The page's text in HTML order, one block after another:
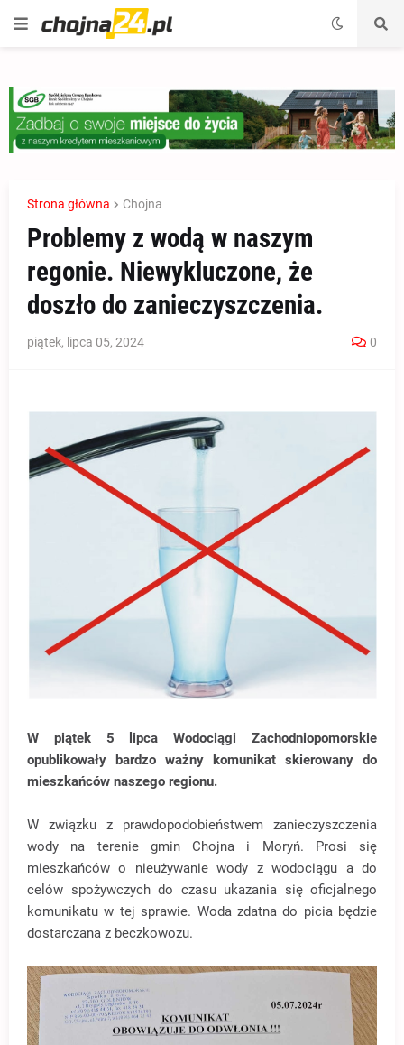
Strona główna Chojna
Problemy z wodą w naszym
regonie. Niewykluczone, że
doszło do zanieczyszczenia.
piątek, lipca 05, 2024 0
W piątek 5 lipca Wodociągi Zachodniopomorskie
opublikowały bardzo ważny komunikat skierowany do
mieszkańców naszego regionu.
W związku z prawdopodobieństwem zanieczyszczenia
wody na terenie gmin Chojna i Moryń. Prosi się
mieszkańców o nieużywanie wody z wodociągu a do
celów spożywczych do czasu ukazania się oficjalnego
komunikatu w tej sprawie. Woda zdatna do picia będzie
dostarczana z beczkowozu.